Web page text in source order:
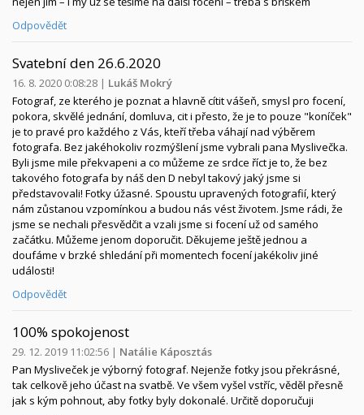
Odpovědět
Svatební den 26.6.2020
16. 8. 2020 0:08:28 | Lukáš Mokrý
Fotograf, ze kterého je poznat a hlavně cítit vášeň, smysl pro focení,
pokora, skvělé jednání, domluva, cit i přesto, že je to pouze "koníček"
je to pravé pro každého z Vás, kteří třeba váhají nad výběrem
fotografa. Bez jakéhokoliv rozmýšlení jsme vybrali pana Myslivečka.
Byli jsme mile překvapeni a co můžeme ze srdce říct je to, že bez
takového fotografa by náš den D nebyl takový jaký jsme si
představovali! Fotky úžasné. Spoustu upravených fotografií, který
nám zůstanou vzpomínkou a budou nás vést životem. Jsme rádi, že
jsme se nechali přesvědčit a vzali jsme si focení už od samého
začátku. Můžeme jenom doporučit. Děkujeme ještě jednou a
doufáme v brzké shledání při momentech focení jakékoliv jiné
události!
Odpovědět
100% spokojenost
29. 12. 2019 11:02:56 | Natálie Káposztás
Pan Mysliveček je výborný fotograf. Nejenže fotky jsou překrásné,
tak celkově jeho účast na svatbě. Ve všem vyšel vstříc, věděl přesně
jak s kým pohnout, aby fotky byly dokonalé. Určitě doporučuji